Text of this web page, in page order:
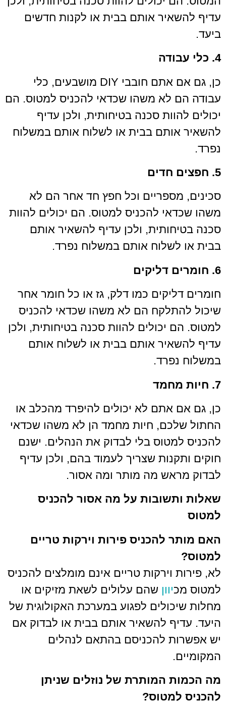
עדיף להשאיר אותם בבית או לקנות חדשים
ביעד.
4. כלי עבודה
כן, גם אם אתם חובבי DIY מושבעים, כלי
עבודה הם לא משהו שכדאי להכניס למטוס. הם
יכולים להוות סכנה בטיחותית, ולכן עדיף
להשאיר אותם בבית או לשלוח אותם במשלוח
נפרד.
5. חפצים חדים
סכינים, מספריים וכל חפץ חד אחר הם לא
משהו שכדאי להכניס למטוס. הם יכולים להוות
סכנה בטיחותית, ולכן עדיף להשאיר אותם
בבית או לשלוח אותם במשלוח נפרד.
6. חומרים דליקים
חומרים דליקים כמו דלק, גז או כל חומר אחר
שיכול להתלקח הם לא משהו שכדאי להכניס
למטוס. הם יכולים להוות סכנה בטיחותית, ולכן
עדיף להשאיר אותם בבית או לשלוח אותם
במשלוח נפרד.
7. חיות מחמד
כן, גם אם אתם לא יכולים להיפרד מהכלב או
החתול שלכם, חיות מחמד הן לא משהו שכדאי
להכניס למטוס בלי לבדוק את הנהלים. ישנם
חוקים ותקנות שצריך לעמוד בהם, ולכן עדיף
לבדוק מראש מה מותר ומה אסור.
שאלות ותשובות על מה אסור להכניס
למטוס
האם מותר להכניס פירות וירקות טריים
למטוס?
לא, פירות וירקות טריים אינם מומלצים להכניס
למטוס מכיוון שהם עלולים לשאת מזיקים או
מחלות שיכולים לפגוע במערכת האקולוגית של
היעד. עדיף להשאיר אותם בבית או לבדוק אם
יש אפשרות להכניסם בהתאם לנהלים
המקומיים.
מה הכמות המותרת של נוזלים שניתן
להכניס למטוס?